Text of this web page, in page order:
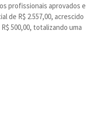
profissionais aprovados e
de R$ 2.557,00, acrescido
500,00, totalizando uma